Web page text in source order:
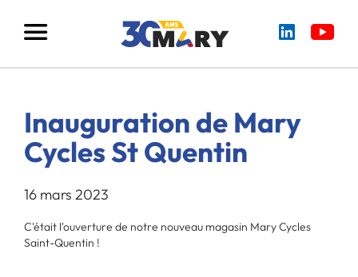
Inauguration de Mary
Cycles St Quentin
16 mars 2023
C'était l'ouverture de notre nouveau magasin Mary Cycles
Saint-Quentin !